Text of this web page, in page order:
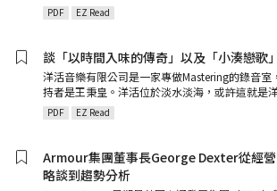
PDF EZ Read
談「以時間入味的傳奇」以及「小湊戀歌」
洋活音樂有限公司是一家專做Mastering的錄音室
持者是王秉皇。洋活位於淡水淡海，或許這就是
PDF EZ Read
Armour集團董事長George Dexter從經
略談到趨勢分析